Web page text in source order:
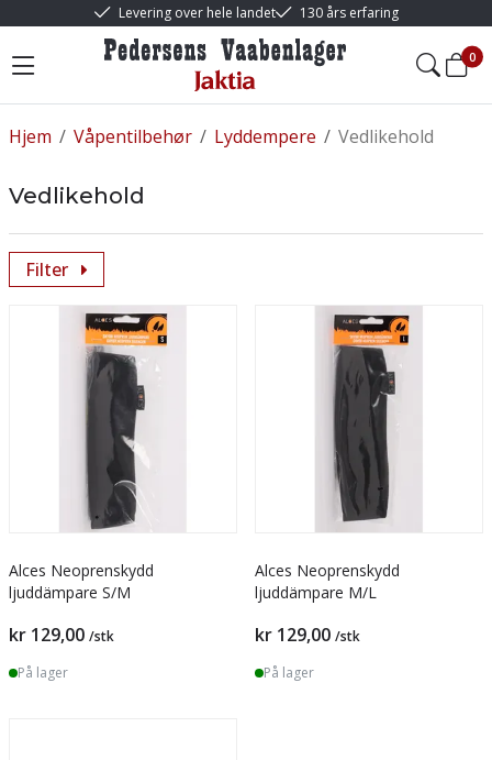
Levering over hele landet 130 års erfaring
0
/
Hjem /
Våpentilbehør /
Lyddempere Vedlikehold
Vedlikehold
Filter
Alces Neoprenskydd
ljuddämpare S/M
kr 129,00 /stk
På lager
Alces Neoprenskydd
ljuddämpare M/L
kr 129,00 /stk
På lager